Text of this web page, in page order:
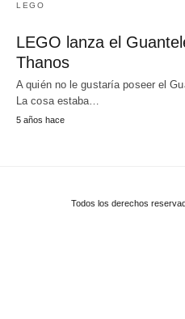
LEGO
LEGO lanza el
Thanos
A quién no le gustaría poseer el
La cosa estaba…
5 años hace
Todos los derechos